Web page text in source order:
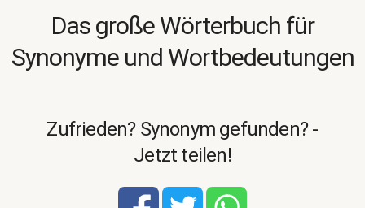
Das große Wörterbuch für
Synonyme und Wortbedeutungen
Zufrieden? Synonym gefunden? -
Jetzt teilen!